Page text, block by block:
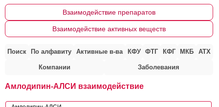
Взаимодействие препаратов
Взаимодействие активных веществ
Поиск По алфавиту Активные в-ва КФУ ФТГ КФГ МКБ АТХ
Компании Заболевания
Амлодипин-АЛСИ взаимодействие